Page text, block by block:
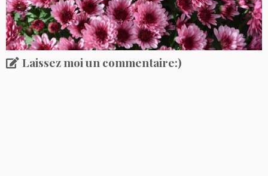
Laissez moi un commentaire:)